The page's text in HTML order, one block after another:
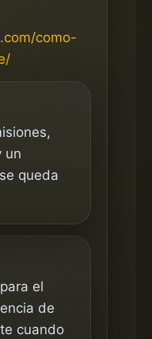
como-
un
queda
el
de
cuando